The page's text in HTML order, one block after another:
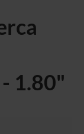
1.80"